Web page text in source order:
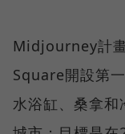
Midjourney計
Square開設第
水浴缸、桑拿